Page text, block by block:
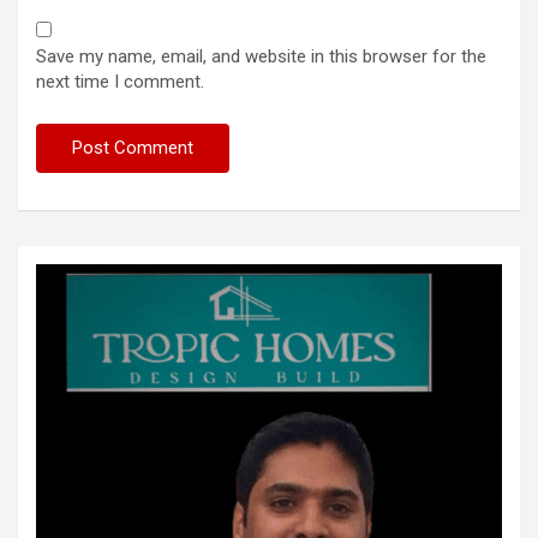
Save my name, email, and website in this browser for the
next time I comment.